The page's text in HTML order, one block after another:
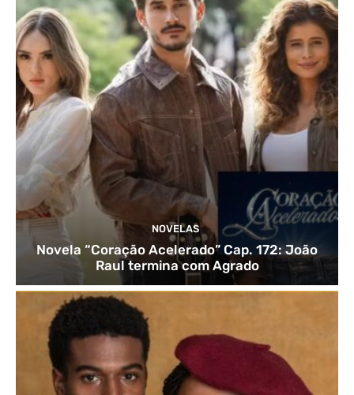
NOVELAS
Novela “Coração Acelerado” Cap. 172: João
Raul termina com Agrado